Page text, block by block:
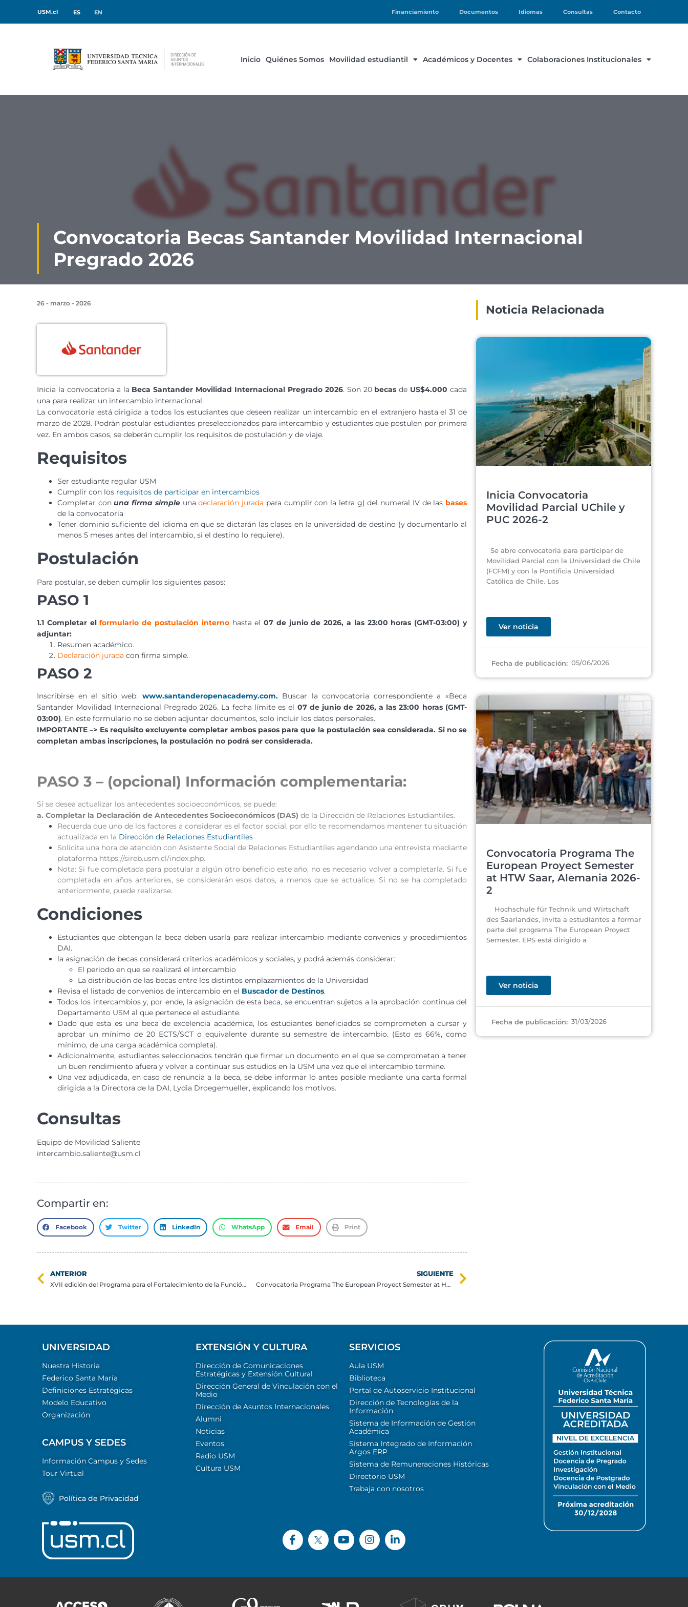
USM.cl ES EN Financiamiento Documentos Idiomas Consultas Contacto
Inicio Quiénes Somos Movilidad estudiantil Académicos y Docentes Colaboraciones Institucionales
Convocatoria Becas Santander Movilidad Internacional
Pregrado 2026
26 - marzo - 2026
Inicia la convocatoria a la Beca Santander Movilidad Internacional Pregrado 2026. Son 20becas de US$4.000 cada
una para realizar un intercambio internacional.
La convocatoria está dirigida a todos los estudiantes que deseen realizar un intercambio en el extranjero hasta el 31 de
marzo de 2028. Podrán postular estudiantes preseleccionados para intercambio y estudiantes que postulen por primera
vez. En ambos casos, se deberán cumplir los requisitos de postulación y de viaje.
Requisitos
Ser estudiante regular USM
Cumplir con los requisitos de participar en intercambios
Completar conuna firma simpleunadeclaración jurada para cumplir con la letra g) del numeral IV de las bases
de la convocatoria
Tener dominio suficiente del idioma en que se dictarán las clases en la universidad de destino (y documentarlo al
menos 5 meses antes del intercambio, si el destino lo requiere).
Postulación
Para postular, se deben cumplir los siguientes pasos:
PASO 1
1.1 Completar elformulario de postulación internohasta el07 de junio de 2026, a las 23:00 horas (GMT-03:00) y
adjuntar:
Resumen académico.
Declaración jurada con firma simple.
PASO 2
Inscribirse en el sitio web: www.santanderopenacademy.com.Buscar la convocatoria correspondiente a «Beca
Santander Movilidad Internacional Pregrado 2026. La fecha límite es el 07 de junio de 2026, a las 23:00 horas (GMT-
03:00). En este formulario no se deben adjuntar documentos, solo incluir los datos personales.
IMPORTANTE –> Es requisito excluyente completar ambos pasos para que la postulación sea considerada. Si no se
completan ambas inscripciones, la postulación no podrá ser considerada.
PASO 3 – (opcional) Información complementaria:
Si se desea actualizar los antecedentes socioeconómicos, se puede:
a. Completar la Declaración de Antecedentes Socioeconómicos (DAS) de la Dirección de Relaciones Estudiantiles.
Recuerda que uno de los factores a considerar es el factor social, por ello te recomendamos mantener tu situación
actualizada en la Dirección de Relaciones Estudiantiles
Solicita una hora de atención con Asistente Social de Relaciones Estudiantiles agendando una entrevista mediante
plataforma https://sireb.usm.cl/index.php.
Nota: Si fue completada para postular a algún otro beneficio este año, no es necesario volver a completarla. Si fue
completada en años anteriores, se considerarán esos datos, a menos que se actualice. Si no se ha completado
anteriormente, puede realizarse.
Condiciones
Estudiantes que obtengan la beca deben usarla para realizar intercambio mediante convenios y procedimientos
DAI.
la asignación de becas considerará criterios académicos y sociales, y podrá además considerar:
El periodo en que se realizará el intercambio
La distribución de las becas entre los distintos emplazamientos de la Universidad
Revisa el listado de convenios de intercambio en el Buscador de Destinos.
Todos los intercambios y, por ende, la asignación de esta beca, se encuentran sujetos a la aprobación continua del
Departamento USM al que pertenece el estudiante.
Dado que esta es una beca de excelencia académica, los estudiantes beneficiados se comprometen a cursar y
aprobar un mínimo de 20 ECTS/SCT o equivalente durante su semestre de intercambio. (Esto es 66%, como
mínimo, de una carga académica completa).
Adicionalmente, estudiantes seleccionados tendrán que firmar un documento en el que se comprometan a tener
un buen rendimiento afuera y volver a continuar sus estudios en la USM una vez que el intercambio termine.
Una vez adjudicada, en caso de renuncia a la beca, se debe informar lo antes posible mediante una carta formal
dirigida a la Directora de la DAI, Lydia Droegemueller, explicando los motivos.
Consultas
Equipo de Movilidad Saliente
intercambio.saliente@usm.cl
Compartir en:
Facebook Twitter LinkedIn WhatsApp Email Print
ANTERIOR
XVII edición del Programa para el Fortalecimiento de la Función Pública en América Latina
SIGUIENTE
Convocatoria Programa The European Proyect Semester at HTW Saar, Alemania 2026-2
Noticia Relacionada
Inicia Convocatoria
Movilidad Parcial UChile y
PUC 2026-2
Se abre convocatoria para participar de
Movilidad Parcial con la Universidad de Chile
(FCFM) y con la Pontificia Universidad
Católica de Chile. Los
Ver noticia
Fecha de publicación: 05/06/2026
Convocatoria Programa The
European Proyect Semester
at HTW Saar, Alemania 2026-
2
Hochschule für Technik und Wirtschaft
des Saarlandes, invita a estudiantes a formar
parte del programa The European Proyect
Semester. EPS está dirigido a
Ver noticia
Fecha de publicación: 31/03/2026
UNIVERSIDAD
Nuestra Historia
Federico Santa María
Definiciones Estratégicas
Modelo Educativo
Organización
CAMPUS Y SEDES
Información Campus y Sedes
Tour Virtual
Política de Privacidad
EXTENSIÓN Y CULTURA
Dirección de Comunicaciones
Estratégicas y Extensión Cultural
Dirección General de Vinculación con el
Medio
Dirección de Asuntos Internacionales
Alumni
Noticias
Eventos
Radio USM
Cultura USM
SERVICIOS
Aula USM
Biblioteca
Portal de Autoservicio Institucional
Dirección de Tecnologías de la
Información
Sistema de Información de Gestión
Académica
Sistema Integrado de Información
Argos ERP
Sistema de Remuneraciones Históricas
Directorio USM
Trabaja con nosotros